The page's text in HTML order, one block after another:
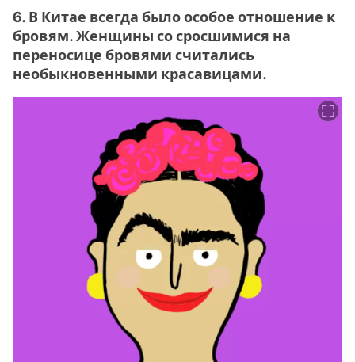
6. В Китае всегда было особое отношение к
бровям. Женщины со сросшимися на
переносице бровями считались
необыкновенными красавицами.